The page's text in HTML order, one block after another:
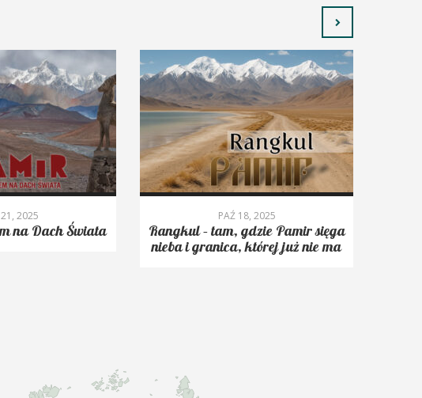
2025
na Dach Świata
PAŹ 18, 2025
Rangkul – tam, gdzie Pamir sięga
nieba i granica, której już nie ma